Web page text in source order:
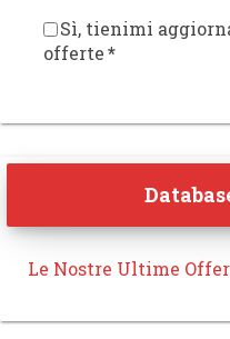
Sì, tienimi
offerte*
Le Nostre Ultime